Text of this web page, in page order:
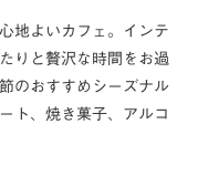
地よいカフェ。インテ
りと贅沢な時間をお過
のおすすめシーズナル
ト、焼き菓子、アルコ